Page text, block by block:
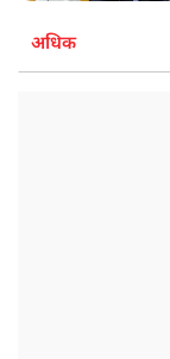
अधिक